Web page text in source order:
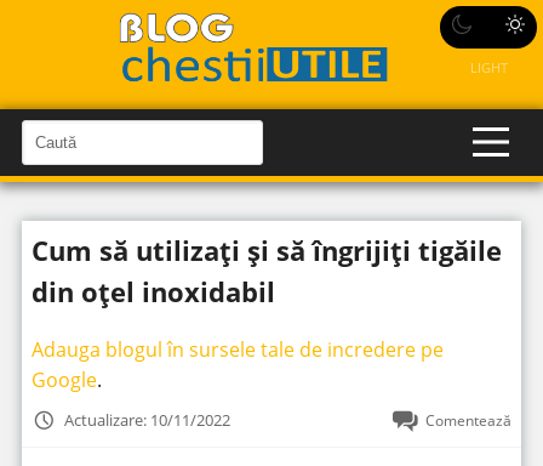
LIGHT
a
u
t
C
a
u
î
n
i
t
Cum să utilizați și să îngrijiți tigăile
din oțel inoxidabil
Adauga blogul în sursele tale de incredere pe
Google.
Actualizare: 10/11/2022 Comentează